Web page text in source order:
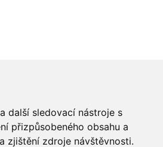
další sledovací nástroje s
přizpůsobeného obsahu a
zjištění zdroje návštěvnosti.